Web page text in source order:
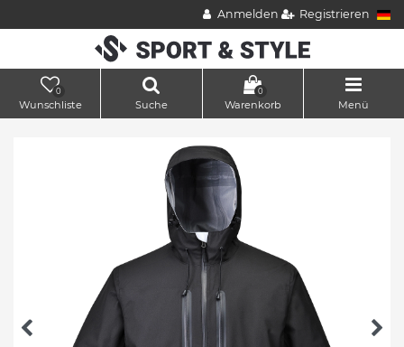
Anmelden Registrieren
0
Wunschliste Suche
0
Warenkorb Menü